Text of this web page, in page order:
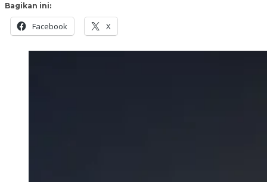
Bagikan ini:
Facebook X